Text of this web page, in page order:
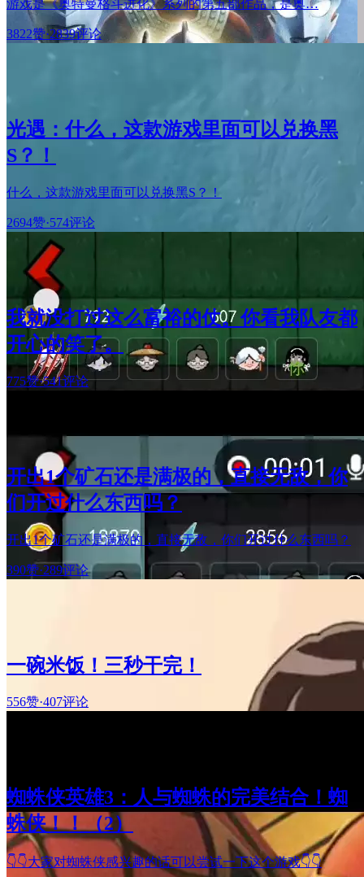
游戏是《奥特曼格斗进化》系列的第五部作品，是奥…
3822赞·2839评论
光遇：什么，这款游戏里面可以兑换黑
S？！
什么，这款游戏里面可以兑换黑S？！
2694赞·574评论
我就没打过这么富裕的仗。你看我队友都
开心的笑了。
775赞·541评论
开出1个矿石还是满极的，直接无敌，你
们开过什么东西吗？
开出1个矿石还是满极的，直接无敌，你们开过什么东西吗？
390赞·289评论
一碗米饭！三秒干完！
556赞·407评论
蜘蛛侠英雄3：人与蜘蛛的完美结合！蜘
蛛侠！！（2）
👇👇大家对蜘蛛侠感兴趣的话可以尝试一下这个游戏👇👇